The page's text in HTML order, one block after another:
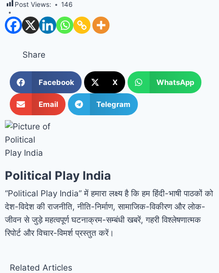
Post Views: 146
Share
Facebook X WhatsApp
Email Telegram
Political Play India
“Political Play India” में हमारा लक्ष्य है कि हम हिंदी-भाषी पाठकों को
देश-विदेश की राजनीति, नीति-निर्माण, सामाजिक-विकीरण और लोक-
जीवन से जुड़े महत्वपूर्ण घटनाक्रम-सम्बंधी खबरें, गहरी विश्लेषणात्मक
रिपोर्ट और विचार-विमर्श प्रस्तुत करें।
Related Articles